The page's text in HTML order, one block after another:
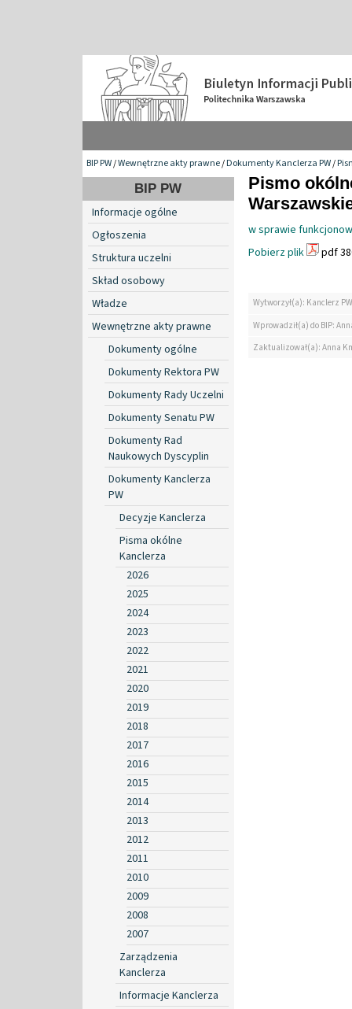
BIP PW/Wewnętrzne akty prawne/Dokumenty Kanclerza PW/
BIP PW
Informacje ogólne
Ogłoszenia
Struktura uczelni
Skład osobowy
Władze
Wewnętrzne akty prawne
Dokumenty ogólne
Dokumenty Rektora PW
Dokumenty Rady Uczelni
Dokumenty Senatu PW
Dokumenty Rad
Naukowych Dyscyplin
Dokumenty Kanclerza
PW
Decyzje Kanclerza
Pisma okólne
Kanclerza
2026
2025
2024
2023
2022
2021
2020
2019
2018
2017
2016
2015
2014
2013
2012
2011
2010
2009
2008
2007
Zarządzenia
Kanclerza
Informacje Kanclerza
Pismo
w sprawie
Pobierz plik
pdf
Wytworzył(a): Kanclerz PW
Wprowadził(a) do BIP:
Zaktualizował(a): Anna